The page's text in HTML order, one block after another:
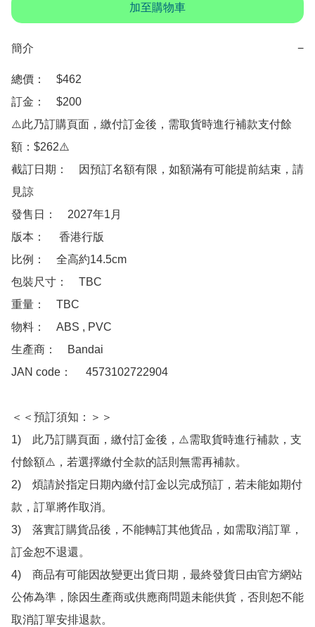
加至購物車
簡介 −
總價：　$462
訂金：　$200
⚠️此乃訂購頁面，繳付訂金後，需取貨時進行補款支付餘
額：$262⚠️
截訂日期：　因預訂名額有限，如額滿有可能提前結束，請
見諒
發售日：　2027年1月
版本：　 香港行版
比例：　全高約14.5cm
包裝尺寸：　TBC
重量：　TBC
物料：　ABS , PVC
生產商：　Bandai
JAN code：　 4573102722904
＜＜預訂須知：＞＞
1)　此乃訂購頁面，繳付訂金後，⚠️需取貨時進行補款，支
付餘額⚠️，若選擇繳付全款的話則無需再補款。
2)　煩請於指定日期內繳付訂金以完成預訂，若未能如期付
款，訂單將作取消。
3)　落實訂購貨品後，不能轉訂其他貨品，如需取消訂單，
訂金恕不退還。
4)　商品有可能因故變更出貨日期，最終發貨日由官方網站
公佈為準，除因生產商或供應商問題未能供貨，否則恕不能
取消訂單安排退款。